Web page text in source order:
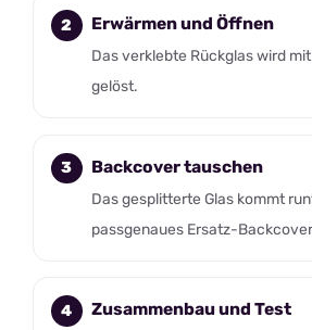
Erwärmen und Öffnen
Das verklebte Rückglas wird
gelöst.
Backcover tauschen
Das gesplitterte Glas kommt
passgenaues Ersatz-
Zusammenbau und Test